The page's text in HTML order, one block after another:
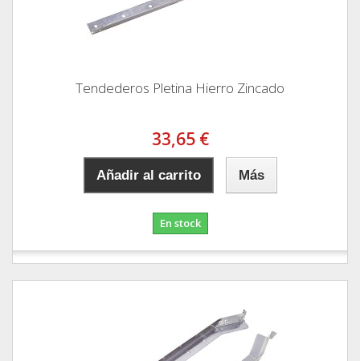
Tendederos Pletina Hierro Zincado
33,65 €
Añadir al carrito Más
En stock